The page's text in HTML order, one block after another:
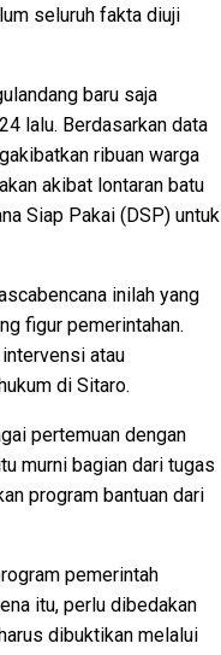
seluruh fakta diuji
baru saja
lalu. Berdasarkan data
ribuan warga
akibat lontaran batu
Siap Pakai (DSP) untuk
inilah yang
figur pemerintahan.
atau
di Sitaro.
pertemuan dengan
murni bagian dari tugas
program bantuan dari
pemerintah
itu, perlu dibedakan
dibuktikan melalui